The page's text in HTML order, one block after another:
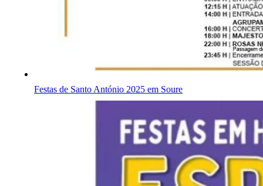
Festas de Santo António 2025 em Soure